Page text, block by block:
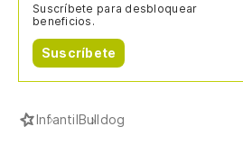
Suscríbete para desbloquear
beneficios.
Suscríbete
InfantilBulldog